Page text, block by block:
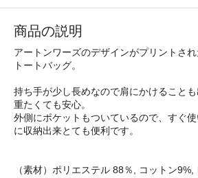
商品の説明
アートンワーズのデザインがプリントさ
トートバッグ。
持ち手が少し長めなので肩にかけること
重たくても安心。
外側にポケットもついているので、すぐ
に収納出来とても便利です。
（素材）ポリエステル 88％, コットン9%,